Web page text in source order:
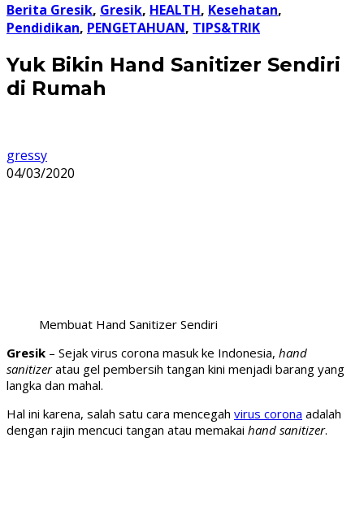
Berita Gresik, Gresik, HEALTH, Kesehatan,
Pendidikan, PENGETAHUAN, TIPS&TRIK
Yuk Bikin Hand Sanitizer Sendiri
di Rumah
gressy
04/03/2020
Membuat Hand Sanitizer Sendiri
Gresik – Sejak virus corona masuk ke Indonesia, hand
sanitizeratau gel pembersih tangan kini menjadi barang yang
langka dan mahal.
Hal ini karena, salah satu cara mencegah virus corona adalah
dengan rajin mencuci tangan atau memakai hand sanitizer.